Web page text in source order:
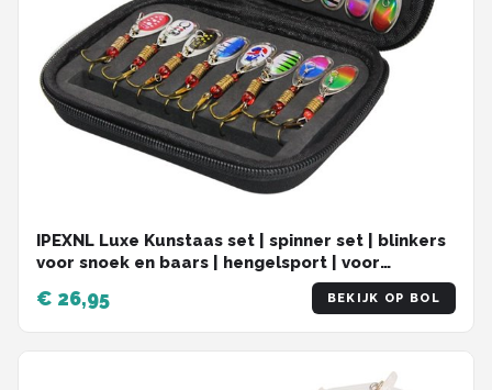
IPEXNL Luxe Kunstaas set | spinner set | blinkers
voor snoek en baars | hengelsport | voor
€ 26,95 BEKIJK OP BOL